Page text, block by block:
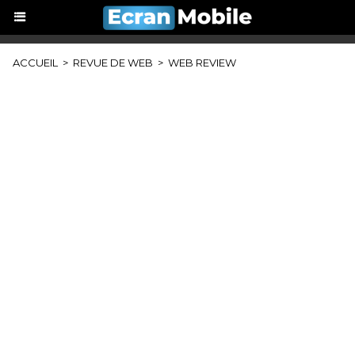
ACCUEIL > REVUE DE WEB > WEB REVIEW